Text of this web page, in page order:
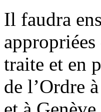
Il faudra
traite et en
de l’Ordre